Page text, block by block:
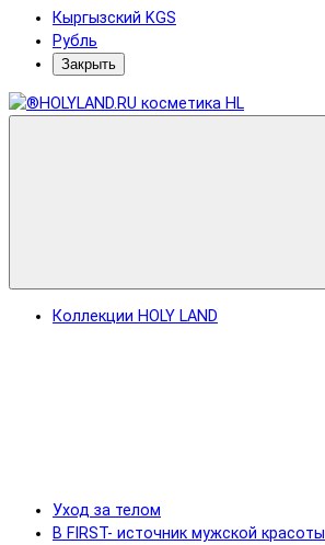
Кыргызский KGS
Рубль
Закрыть
Коллекции HOLY LAND
Уход за телом
B FIRST- источник мужской красоты